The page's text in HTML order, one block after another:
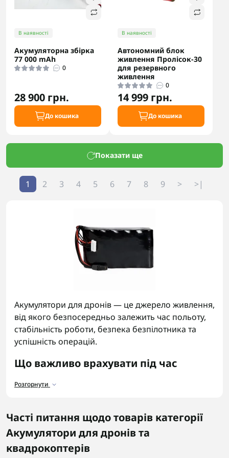
В наявності
Акумуляторна збірка
77 000 mAh
0
28 900 грн.
До кошика
В наявності
Автономний блок
живлення Пролісок-30
для резервного
живлення
0
14 999 грн.
До кошика
Показати ще
1 2 3 4 5 6 7 8 9 > >|
Акумулятори для дронів — це джерело живлення,
від якого безпосередньо залежить час польоту,
стабільність роботи, безпека безпілотника та
успішність операцій.
Що важливо врахувати під час
вибору акумулятора?
Ємність і час роботи.
Чим вища ємність, тим
довше працюватиме дрон без підзарядки.
Сумісність.Батареї для дронів повинні точно
Розгорнути
Часті питання щодо товарів категорії
Акумулятори для дронів та
квадрокоптерів